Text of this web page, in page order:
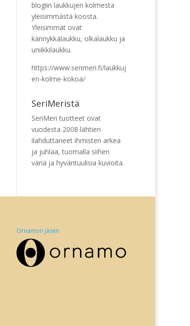
blogiin laukkujen kolmesta
yleisimmästä koosta.
Yleisimmät ovat
kännykkälaukku, olkalaukku ja
uniikkilaukku.
https://www.serimeri.fi/laukkuj
en-kolme-kokoa/
SeriMeristä
SeriMeri tuotteet ovat
vuodesta 2008 lähtien
ilahduttaneet ihmisten arkea
ja juhlaa, tuomalla siihen
väriä ja hyväntuulisia kuvioita.
Ornamon jäsen